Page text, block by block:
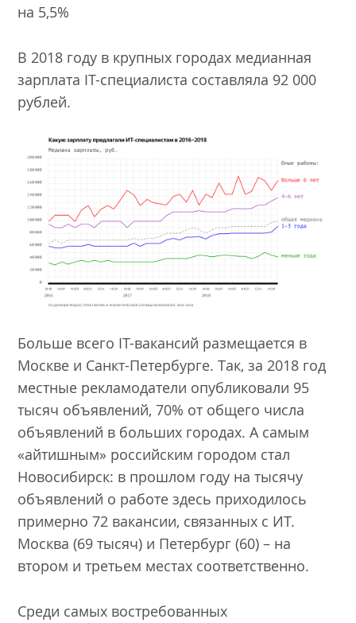
на 5,5%
В 2018 году в крупных городах медианная
зарплата IT-специалиста составляла 92 000
рублей.
Больше всего IT-вакансий размещается в
Москве и Санкт-Петербурге. Так, за 2018 год
местные рекламодатели опубликовали 95
тысяч объявлений, 70% от общего числа
объявлений в больших городах. А самым
«айтишным» российским городом стал
Новосибирск: в прошлом году на тысячу
объявлений о работе здесь приходилось
примерно 72 вакансии, связанных с ИТ.
Москва (69 тысяч) и Петербург (60) – на
втором и третьем местах соответственно.
Среди самых востребованных